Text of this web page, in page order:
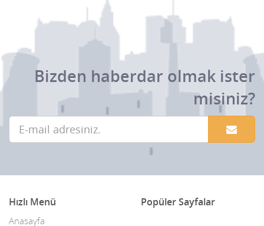
Bizden haberdar olmak ister
misiniz?
Hızlı Menü
Anasayfa
Popüler Sayfalar